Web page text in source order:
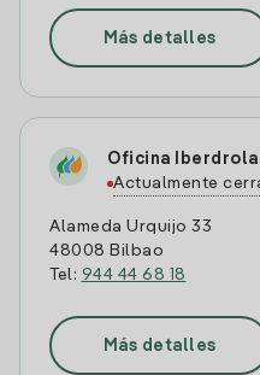
Más detalles
Oficina
Actualmente
Alameda Urquijo 33
48008 Bilbao
Tel: 944 44 68 18
Más detalles